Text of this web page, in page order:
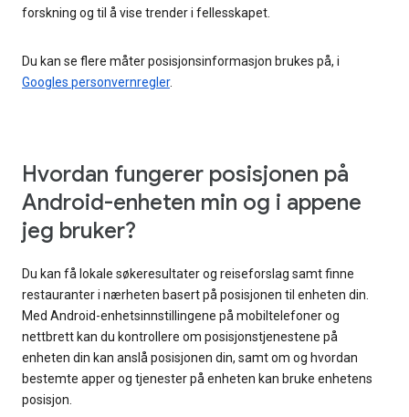
forskning og til å vise trender i fellesskapet.
Du kan se flere måter posisjonsinformasjon brukes på, i
Googles personvernregler.
Hvordan fungerer posisjonen på
Android-enheten min og i appene
jeg bruker?
Du kan få lokale søkeresultater og reiseforslag samt finne
restauranter i nærheten basert på posisjonen til enheten din.
Med Android-enhetsinnstillingene på mobiltelefoner og
nettbrett kan du kontrollere om posisjonstjenestene på
enheten din kan anslå posisjonen din, samt om og hvordan
bestemte apper og tjenester på enheten kan bruke enhetens
posisjon.